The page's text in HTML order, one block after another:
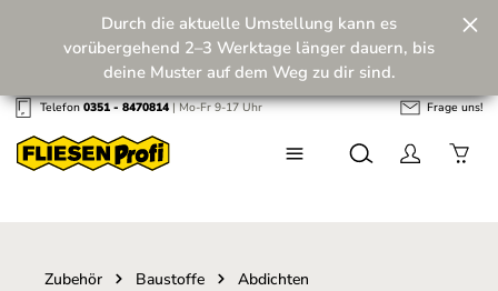
Zum Hauptinhalt springen
Zukunft! 💪
Durch die aktuelle Umstellung kann es
vorübergehend 2–3 Werktage länger dauern, bis
deine Muster auf dem Weg zu dir sind.
Telefon0351 - 8470814| Mo-Fr 9-17 Uhr Frage uns!
Zubehör Baustoffe Abdichten